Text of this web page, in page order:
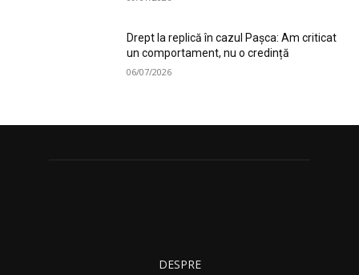
Drept la replică în cazul Pașca: Am criticat
un comportament, nu o credință
06/07/2026
DESPRE